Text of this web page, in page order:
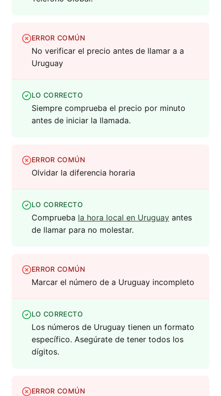
ERROR COMÚN
No verificar el precio antes de llamar a a
Uruguay
LO CORRECTO
Siempre comprueba el precio por minuto
antes de iniciar la llamada.
ERROR COMÚN
Olvidar la diferencia horaria
LO CORRECTO
Comprueba la hora local en Uruguay antes
de llamar para no molestar.
ERROR COMÚN
Marcar el número de a Uruguay incompleto
LO CORRECTO
Los números de Uruguay tienen un formato
específico. Asegúrate de tener todos los
dígitos.
ERROR COMÚN